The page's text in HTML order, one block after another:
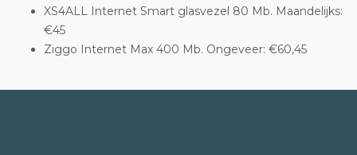
XS4ALL Internet Smart glasvezel 80 Mb. Maandelijks:
€45
Ziggo Internet Max 400 Mb. Ongeveer: €60,45